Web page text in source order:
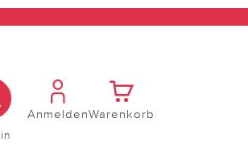
AnmeldenWarenkorb